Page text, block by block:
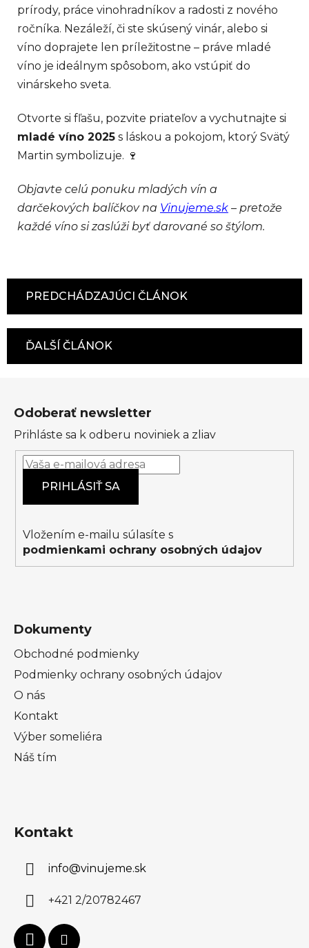
prírody, práce vinohradníkov a radosti z nového
ročníka. Nezáleží, či ste skúsený vinár, alebo si
víno doprajete len príležitostne – práve mladé
víno je ideálnym spôsobom, ako vstúpiť do
vinárskeho sveta.
Otvorte si fľašu, pozvite priateľov a vychutnajte si
mladé víno 2025 s láskou a pokojom, ktorý Svätý
Martin symbolizuje. 🍷
Objavte celú ponuku mladých vín a
darčekových balíčkov na Vinujeme.sk – pretože
každé víno si zaslúži byť darované so štýlom.
PREDCHÁDZAJÚCI ČLÁNOK
ĎALŠÍ ČLÁNOK
Odoberať newsletter
Prihláste sa k odberu noviniek a zliav
PRIHLÁSIŤ SA
Vložením e-mailu súlasíte s
podmienkami ochrany osobných údajov
Dokumenty
Obchodné podmienky
Podmienky ochrany osobných údajov
O nás
Kontakt
Výber someliéra
Náš tím
Kontakt
info@vinujeme.sk
+421 2/20782467